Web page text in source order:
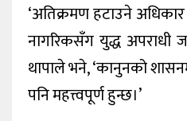
‘अतिक्रमण हटाउने
नागरिकसँग युद्ध अपराधी
थापाले भने, ‘कानुनको
पनि महत्त्वपूर्ण हुन्छ।’